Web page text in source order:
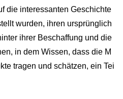
die interessanten Geschichte
wurden, ihren ursprünglich
ihrer Beschaffung und die
in dem Wissen, dass die M
tragen und schätzen, ein Tei